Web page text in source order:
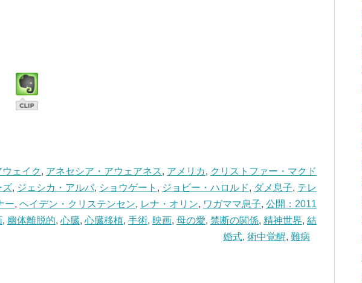
ウェイク , アネセシア・アウェアネス, アメリカ, クリストファー・マクド
ズ, ジェシカ・アルバ, ショウゲート , ジョビー・ハロルド, ダメ息子, テレ
ー, ヘイデン・クリステンセン, レナ・オリン, ワガママ息子, 公開：2011
, 幽体離脱的, 心臓, 心臓移植, 手術, 映画, 母の愛, 禁断の関係, 精神世界, 結
婚式, 術中覚醒, 難病